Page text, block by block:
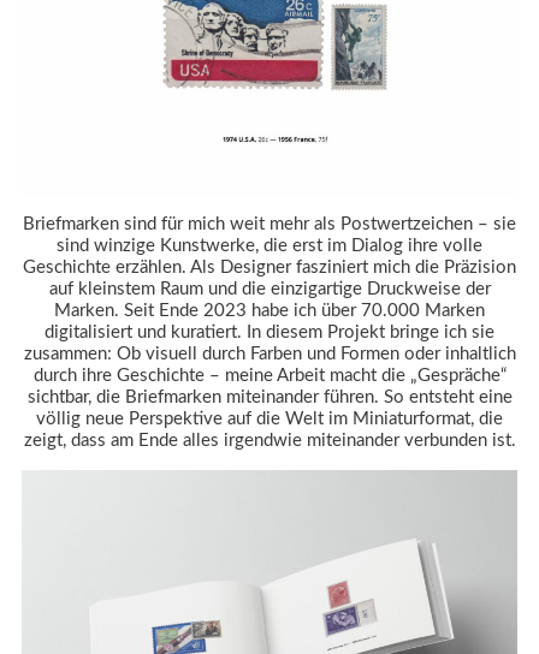
Briefmarken sind für mich weit mehr als Postwertzeichen – sie
sind winzige Kunstwerke, die erst im Dialog ihre volle
Geschichte erzählen. Als Designer fasziniert mich die Präzision
auf kleinstem Raum und die einzigartige Druckweise der
Marken. Seit Ende 2023 habe ich über 70.000 Marken
digitalisiert und kuratiert. In diesem Projekt bringe ich sie
zusammen: Ob visuell durch Farben und Formen oder inhaltlich
durch ihre Geschichte – meine Arbeit macht die „Gespräche“
sichtbar, die Briefmarken miteinander führen. So entsteht eine
völlig neue Perspektive auf die Welt im Miniaturformat, die
zeigt, dass am Ende alles irgendwie miteinander verbunden ist.